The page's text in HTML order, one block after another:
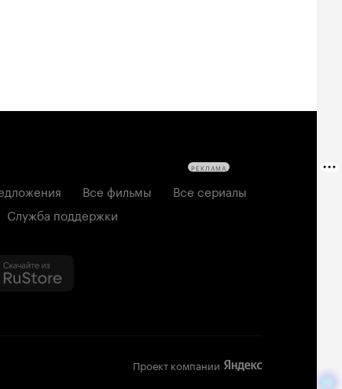
Все фильмы
Все сериалы
Служба поддержки
Проект компании
РЕКЛАМА